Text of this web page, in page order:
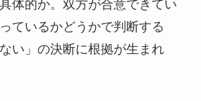
体的か。双方が合意できてい
ているかどうかで判断する
い」の決断に根拠が生まれ